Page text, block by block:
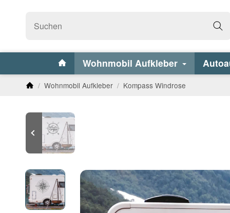
Wohnmobil Aufkleber
/ Wohnmobil Aufkleber / Kompass Windrose